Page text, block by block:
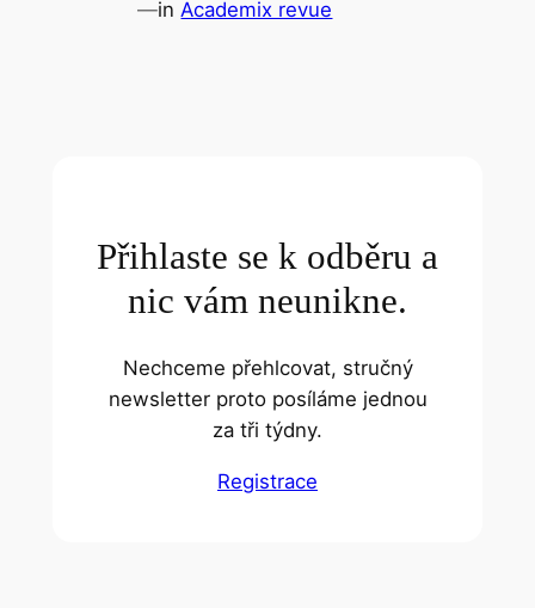
—in Academix revue
Přihlaste se k odběru a
nic vám neunikne.
Nechceme přehlcovat, stručný
newsletter proto posíláme jednou
za tři týdny.
Registrace